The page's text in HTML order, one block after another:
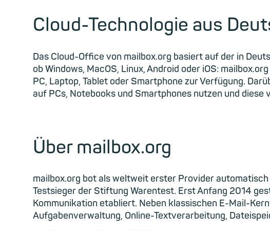
Cloud-Technologie aus
Das Cloud-Office von mailbox.org basiert auf der in
ob Windows, MacOS, Linux, Android oder iOS:
PC, Laptop, Tablet oder Smartphone zur Verfügung.
auf PCs, Notebooks und Smartphones nutzen und
Über mailbox.org
mailbox.org bot als weltweit erster Provider
Testsieger der Stiftung Warentest. Erst Anfang 2014
Kommunikation etabliert. Neben klassischen E-Mail-
Aufgabenverwaltung, Online-Textverarbeitung,